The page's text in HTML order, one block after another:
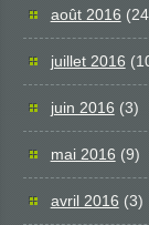
août 2016
juillet 2016
juin 2016 (3)
mai 2016 (9)
avril 2016 (3)